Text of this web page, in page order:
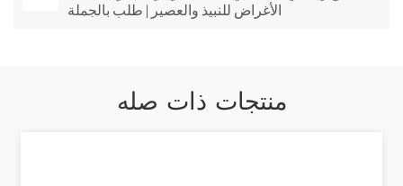
الأغراض للنبيذ والعصير | طلب بالجملة
منتجات ذات صله